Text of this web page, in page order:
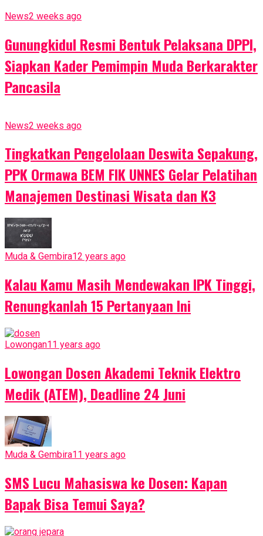
News2 weeks ago
Gunungkidul Resmi Bentuk Pelaksana DPPI,
Siapkan Kader Pemimpin Muda Berkarakter
Pancasila
News2 weeks ago
Tingkatkan Pengelolaan Deswita Sepakung,
PPK Ormawa BEM FIK UNNES Gelar Pelatihan
Manajemen Destinasi Wisata dan K3
Muda & Gembira12 years ago
Kalau Kamu Masih Mendewakan IPK Tinggi,
Renungkanlah 15 Pertanyaan Ini
Lowongan11 years ago
Lowongan Dosen Akademi Teknik Elektro
Medik (ATEM), Deadline 24 Juni
Muda & Gembira11 years ago
SMS Lucu Mahasiswa ke Dosen: Kapan
Bapak Bisa Temui Saya?